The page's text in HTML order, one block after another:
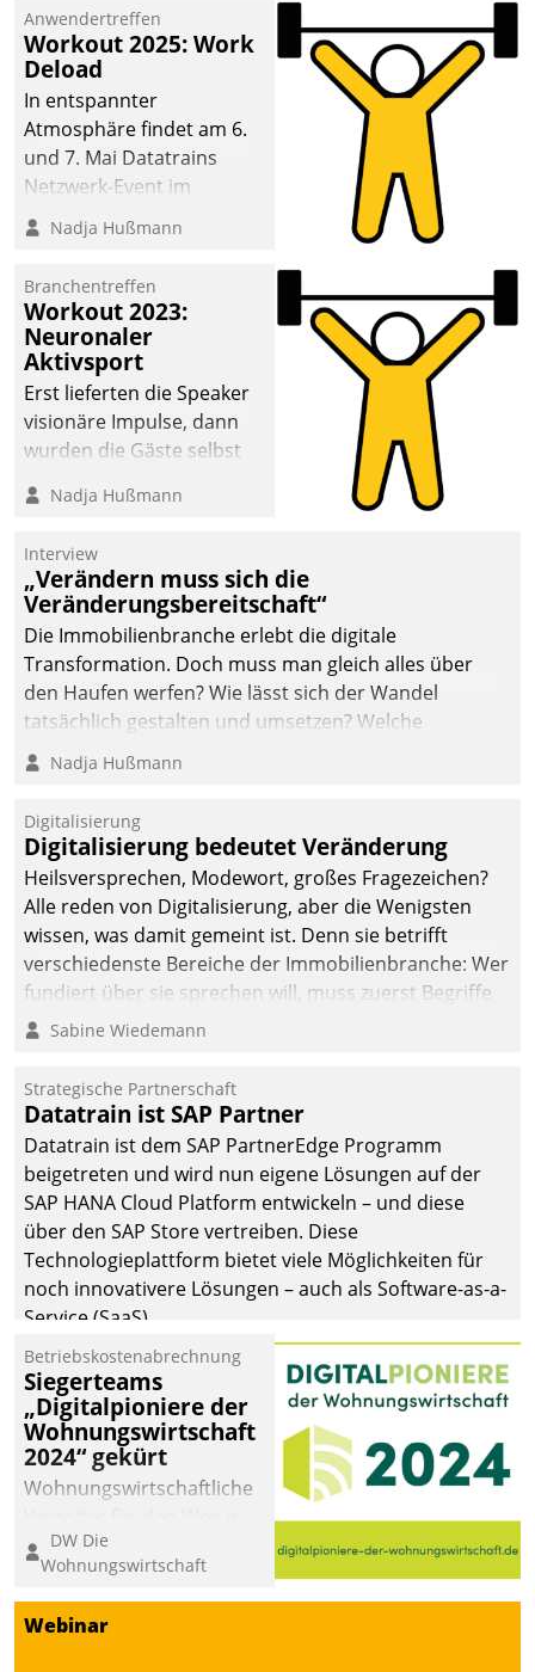
Anwendertreffen
Workout 2025: Work
Deload
In entspannter
Atmosphäre findet am 6.
und 7. Mai Datatrains
Netzwerk-Event im
Kunden- und Partnerkreis
statt. Zentrale Frage: Wie
Mammutprojekte
meistern und Workloads
wuppen – bei zunehmend
anspruchsvollen
Aufgaben und
abnehmendem
Nadja Hußmann
Branchentreffen
Workout 2023:
Neuronaler
Aktivsport
Erst lieferten die Speaker
visionäre Impulse, dann
wurden die Gäste selbst
methodisch
Quartier. Dazwischen
zeigte Datatrain, was es
Neues zu bieten hat.
Nadja Hußmann
Interview
„Verändern muss sich die
Veränderungsbereitschaft“
Die Immobilienbranche erlebt die digitale
Transformation. Doch muss man gleich alles über
den Haufen werfen? Wie lässt sich der Wandel
tatsächlich gestalten und umsetzen? Welche
Argumente zählen wirklich?
Nadja Hußmann
Digitalisierung
Digitalisierung bedeutet Veränderung
Heilsversprechen, Modewort, großes Fragezeichen?
Alle reden von Digitalisierung, aber die Wenigsten
wissen, was damit gemeint ist. Denn sie betrifft
verschiedenste Bereiche der Immobilienbranche: Wer
fundiert über sie sprechen will, muss zuerst Begriffe
klären. Ein Aspekt ist die betriebliche Optimierung:
Einsparungen durch optimierte und automatisierte
Prozesse. Doch man darf nicht zu viel erwarten: Allein
mit der Einführung einer neuen Software ist es nicht
getan. Die Digitalisierung erfordert von Unternehmen
die Bereitschaft, sich zu überprüfen, zu hinterfragen
und zu verändern.
Sabine Wiedemann
Strategische Partnerschaft
Datatrain ist SAP Partner
Datatrain ist dem SAP PartnerEdge Programm
beigetreten und wird nun eigene Lösungen auf der
SAP HANA Cloud Platform entwickeln – und diese
über den SAP Store vertreiben. Diese
Technologieplattform bietet viele Möglichkeiten für
noch innovativere Lösungen – auch als Software-as-a-
Service (SaaS).
Betriebskostenabrechnung
Siegerteams
„Digitalpioniere der
Wohnungswirtschaft
2024“ gekürt
Wohnungswirtschaftliche
eine digitale Zukunft zu
finden, ist das Ziel des
Awards „Digitalpioniere
der
DW Die
Wohnungswirtschaft
Webinar